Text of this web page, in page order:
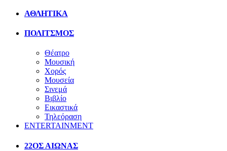
ΑΘΛΗΤΙΚΑ
ΠΟΛΙΤΣΜΟΣ
Θέατρο
Μουσική
Χορός
Μουσεία
Σινεμά
Βιβλίο
Εικαστικά
Τηλεόραση
ENTERTAINMENT
22ΟΣ ΑΙΩΝΑΣ